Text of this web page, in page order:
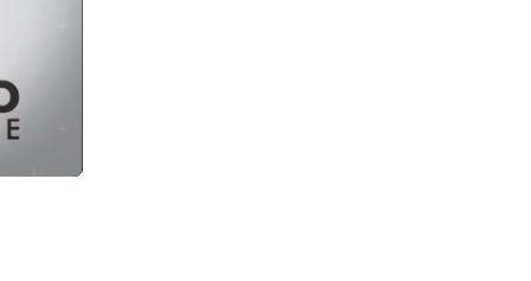
Settings